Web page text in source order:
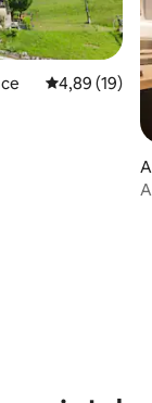
: 4,95
Évaluation
4,89 (19)